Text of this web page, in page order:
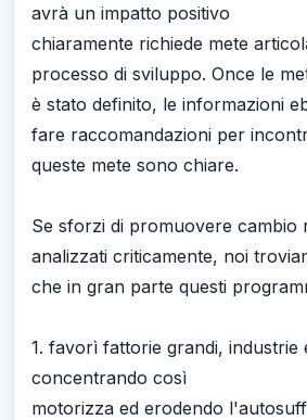
avrà un impatto positivo
chiaramente richiede mete
processo di sviluppo. Once le
è stato definito, le informazioni
fare raccomandazioni per
queste mete sono chiare.
Se sforzi di promuovere cambio
analizzati criticamente, noi
che in gran parte questi
1. favorì fattorie grandi, industrie
concentrando così
motorizza ed erodendo